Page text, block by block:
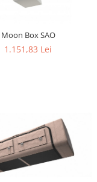
Moon Box SAO
1.151,83 Lei